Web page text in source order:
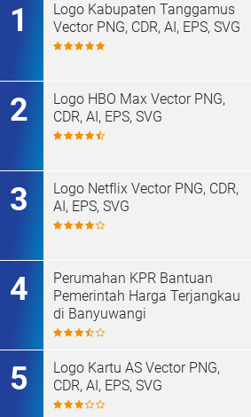
Logo Kabupaten Tanggamus
Vector PNG, CDR, AI, EPS, SVG
Logo HBO Max Vector PNG,
CDR, AI, EPS, SVG
Logo Netflix Vector PNG, CDR,
AI, EPS, SVG
Perumahan KPR Bantuan
Pemerintah Harga Terjangkau
di Banyuwangi
Logo Kartu AS Vector PNG,
CDR, AI, EPS, SVG